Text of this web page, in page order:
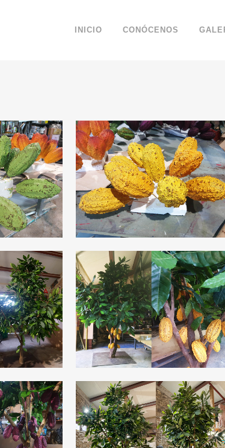
INICIO CONÓCENOS